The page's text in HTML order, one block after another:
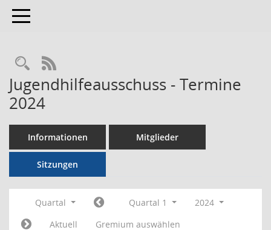
Toggle navigation
RSS-Feed
Jugendhilfeausschuss - Termine
2024
Informationen Mitglieder
Sitzungen
Quartal Quartal 1
2024
Aktuell
Gremium auswählen